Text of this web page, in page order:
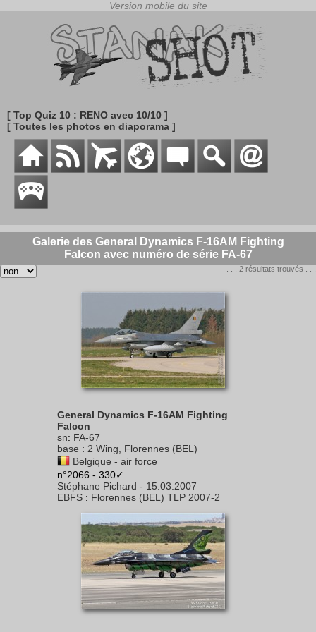
[ Top Quiz 10 : RENO avec 10/10 ]
[ Toutes les photos en diaporama ]
Galerie des General Dynamics F-16AM Fighting
Falcon avec numéro de série FA-67
. . . 2 résultats trouvés . . .
General Dynamics F-16AM Fighting
Falcon
sn: FA-67
base : 2 Wing, Florennes (BEL)
Belgique - air force
n°2066 - 330✓
Stéphane Pichard - 15.03.2007
EBFS : Florennes (BEL) TLP 2007-2